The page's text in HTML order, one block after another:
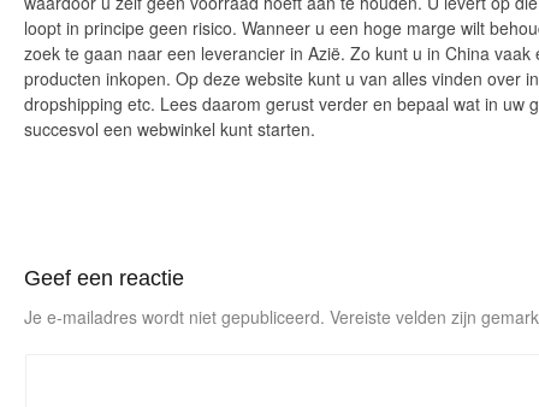
loopt in principe geen risico. Wanneer u een hoge marge wilt
zoek te gaan naar een leverancier in Azië. Zo kunt u in China
producten inkopen. Op deze website kunt u van alles vinden over
dropshipping etc. Lees daarom gerust verder en bepaal wat in uw
succesvol een webwinkel kunt starten.
Geef een reactie
Je e-mailadres wordt niet gepubliceerd. Vereiste velden zijn